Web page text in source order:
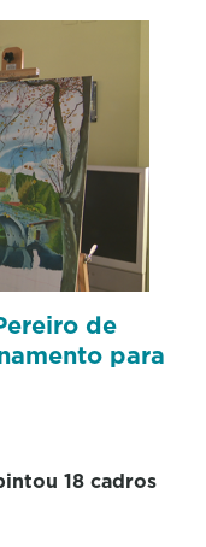
de
para
18 cadros